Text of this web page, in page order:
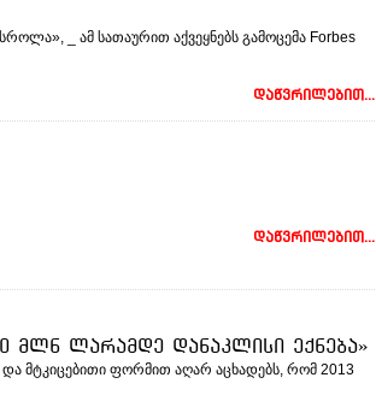
_ ამ სათაურით აქვეყნებს გამოცემა Forbes
დაწვრილებით...
დაწვრილებით...
მლნ ლარამდე დანაკლისი ექნება»
მტკიცებითი ფორმით აღარ აცხადებს, რომ 2013